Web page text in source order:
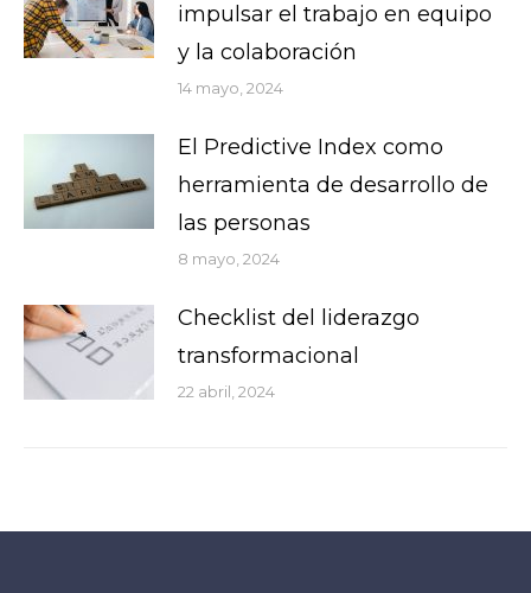
impulsar el trabajo en equipo
y la colaboración
14 mayo, 2024
El Predictive Index como
herramienta de desarrollo de
las personas
8 mayo, 2024
Checklist del liderazgo
transformacional
22 abril, 2024